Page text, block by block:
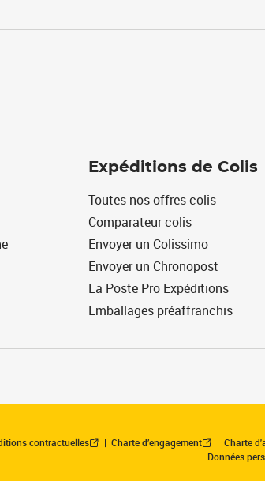
Expéditions de Colis
Toutes nos offres colis
Comparateur colis
Envoyer un Colissimo
Envoyer un Chronopost
La Poste Pro Expéditions
Emballages préaffranchis
contractuelles Charte d’engagement Charte
Données